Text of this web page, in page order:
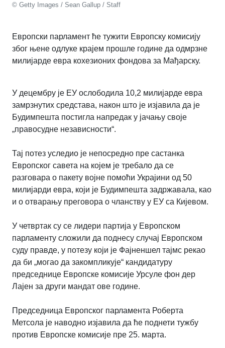
© Getty Images / Sean Gallup / Staff
Европски парламент ће тужити Европску комисију
због њене одлуке крајем прошле године да одмрзне
милијарде евра кохезионих фондова за Мађарску.
У децембру је ЕУ ослободила 10,2 милијарде евра
замрзнутих средстава, након што је изјавила да је
Будимпешта постигла напредак у јачању своје
„правосудне независности“.
Тај потез уследио је непосредно пре састанка
Европског савета на којем је требало да се
разговара о пакету војне помоћи Украјини од 50
милијарди евра, који је Будимпешта задржавала, као
и о отварању преговора о чланству у ЕУ са Кијевом.
У четвртак су се лидери партија у Европском
парламенту сложили да поднесу случај Европском
суду правде, у потезу који је Фајненшел тајмс рекао
да би „могао да закомпликује“ кандидатуру
председнице Европске комисије Урсуле фон дер
Лајен за други мандат ове године.
Председница Европског парламента Роберта
Метсола је наводно изјавила да ће поднети тужбу
против Европске комисије пре 25. марта.